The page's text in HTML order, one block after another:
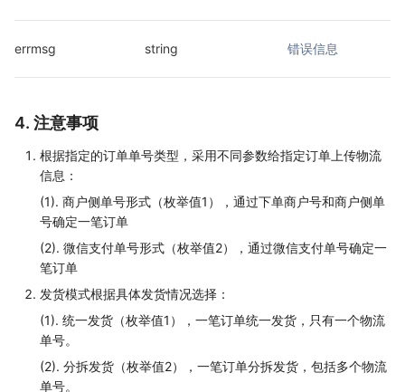
errmsg string 错误信息
4. 注意事项
根据指定的订单单号类型，采用不同参数给指定订单上传物流
信息：
(1). 商户侧单号形式（枚举值1），通过下单商户号和商户侧单
号确定一笔订单
(2). 微信支付单号形式（枚举值2），通过微信支付单号确定一
笔订单
发货模式根据具体发货情况选择：
(1). 统一发货（枚举值1），一笔订单统一发货，只有一个物流
单号。
(2). 分拆发货（枚举值2），一笔订单分拆发货，包括多个物流
单号。